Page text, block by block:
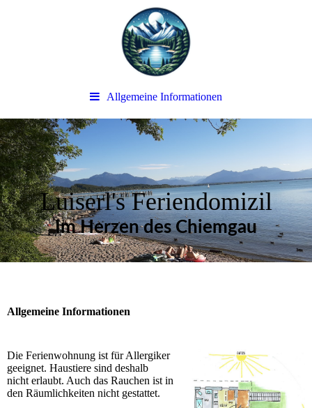
Allgemeine Informationen
Luiserl's Feriendomizil
Im Herzen des Chiemgau
Allgemeine Informationen
Die Ferienwohnung ist für Allergiker
geeignet. Haustiere sind deshalb
nicht erlaubt. Auch das Rauchen ist in
den Räumlichkeiten nicht gestattet.